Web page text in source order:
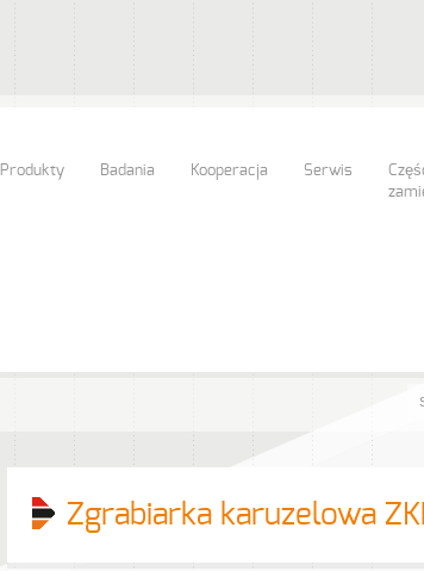
Produkty Badania Kooperacja Serwis
Zgrabiarka karuzelowa